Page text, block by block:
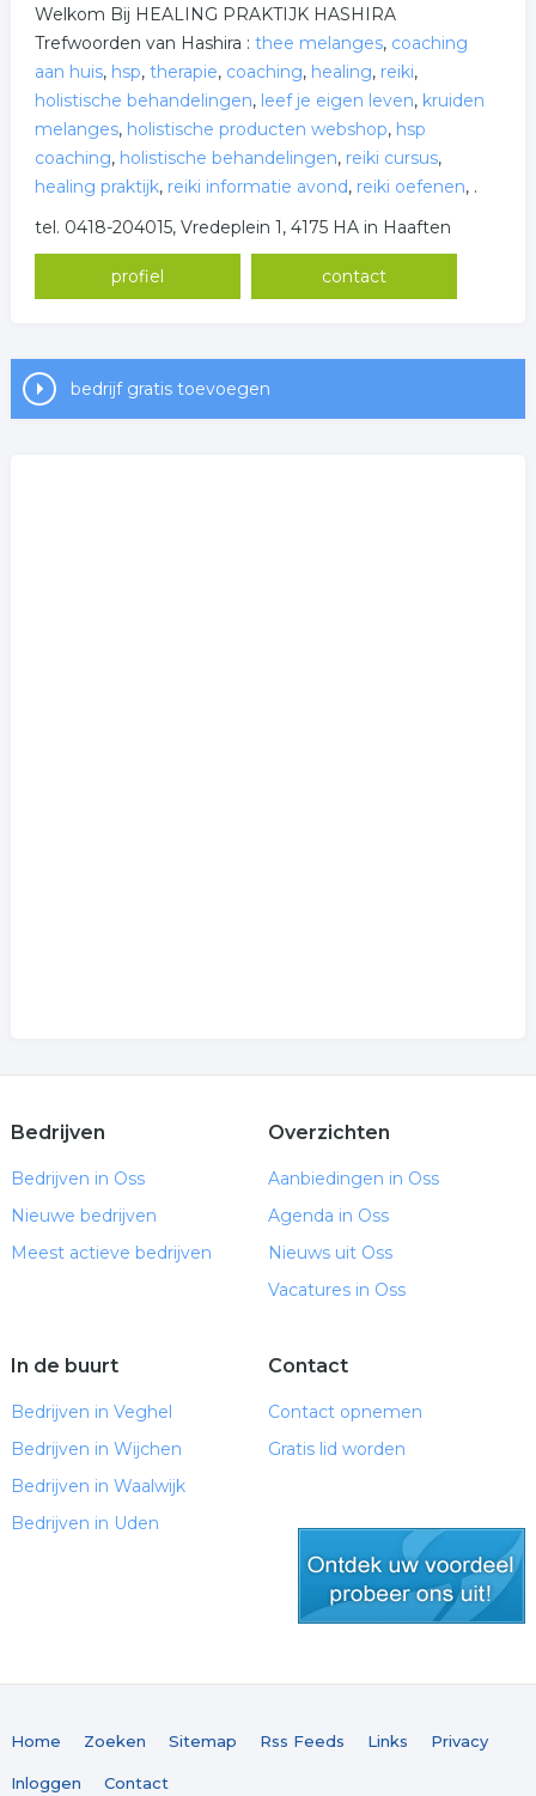
Welkom Bij HEALING PRAKTIJK HASHIRA
Trefwoorden van Hashira : thee melanges, coaching
aan huis, hsp, therapie, coaching, healing, reiki,
holistische behandelingen, leef je eigen leven, kruiden
melanges, holistische producten webshop, hsp
coaching, holistische behandelingen, reiki cursus,
healing praktijk, reiki informatie avond, reiki oefenen, .
tel. 0418-204015, Vredeplein 1, 4175 HA in Haaften
profiel contact
bedrijf gratis toevoegen
Bedrijven
Bedrijven in Oss
Nieuwe bedrijven
Meest actieve bedrijven
Overzichten
Aanbiedingen in Oss
Agenda in Oss
Nieuws uit Oss
Vacatures in Oss
In de buurt
Bedrijven in Veghel
Bedrijven in Wijchen
Bedrijven in Waalwijk
Bedrijven in Uden
Contact
Contact opnemen
Gratis lid worden
Home Zoeken Sitemap Rss Feeds Links Privacy
Inloggen Contact